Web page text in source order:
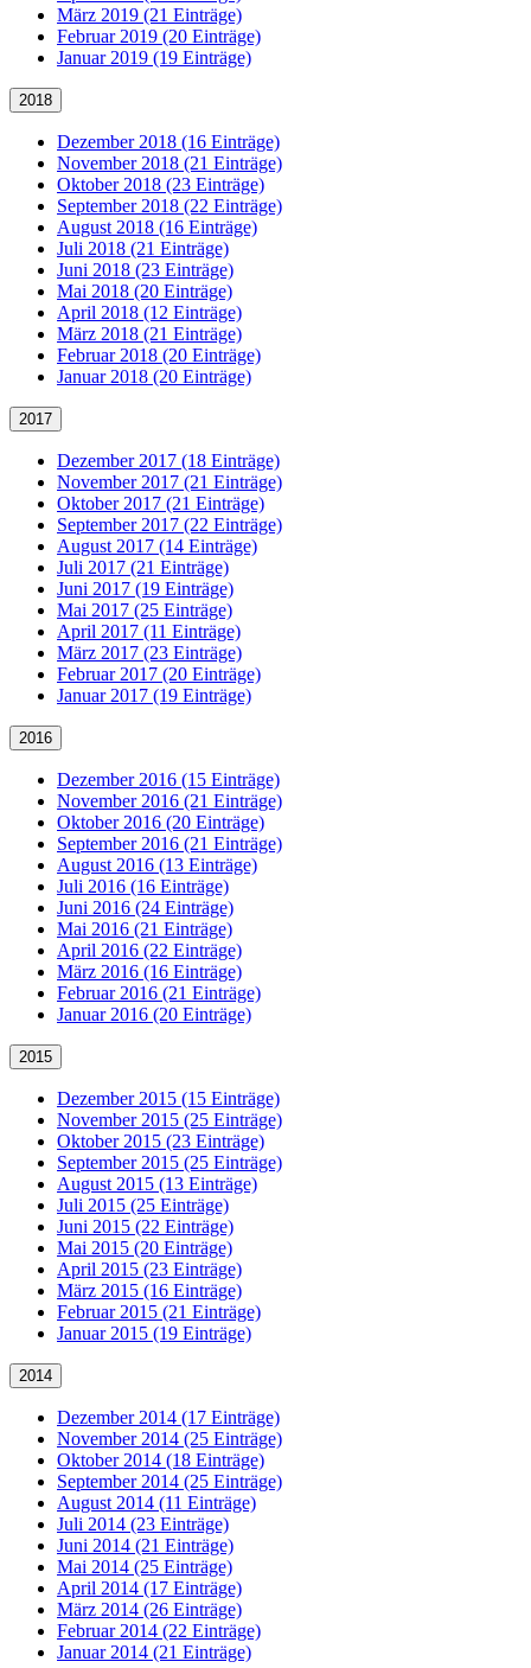
März 2019 (21 Einträge)
Februar 2019 (20 Einträge)
Januar 2019 (19 Einträge)
2018
Dezember 2018 (16 Einträge)
November 2018 (21 Einträge)
Oktober 2018 (23 Einträge)
September 2018 (22 Einträge)
August 2018 (16 Einträge)
Juli 2018 (21 Einträge)
Juni 2018 (23 Einträge)
Mai 2018 (20 Einträge)
April 2018 (12 Einträge)
März 2018 (21 Einträge)
Februar 2018 (20 Einträge)
Januar 2018 (20 Einträge)
2017
Dezember 2017 (18 Einträge)
November 2017 (21 Einträge)
Oktober 2017 (21 Einträge)
September 2017 (22 Einträge)
August 2017 (14 Einträge)
Juli 2017 (21 Einträge)
Juni 2017 (19 Einträge)
Mai 2017 (25 Einträge)
April 2017 (11 Einträge)
März 2017 (23 Einträge)
Februar 2017 (20 Einträge)
Januar 2017 (19 Einträge)
2016
Dezember 2016 (15 Einträge)
November 2016 (21 Einträge)
Oktober 2016 (20 Einträge)
September 2016 (21 Einträge)
August 2016 (13 Einträge)
Juli 2016 (16 Einträge)
Juni 2016 (24 Einträge)
Mai 2016 (21 Einträge)
April 2016 (22 Einträge)
März 2016 (16 Einträge)
Februar 2016 (21 Einträge)
Januar 2016 (20 Einträge)
2015
Dezember 2015 (15 Einträge)
November 2015 (25 Einträge)
Oktober 2015 (23 Einträge)
September 2015 (25 Einträge)
August 2015 (13 Einträge)
Juli 2015 (25 Einträge)
Juni 2015 (22 Einträge)
Mai 2015 (20 Einträge)
April 2015 (23 Einträge)
März 2015 (16 Einträge)
Februar 2015 (21 Einträge)
Januar 2015 (19 Einträge)
2014
Dezember 2014 (17 Einträge)
November 2014 (25 Einträge)
Oktober 2014 (18 Einträge)
September 2014 (25 Einträge)
August 2014 (11 Einträge)
Juli 2014 (23 Einträge)
Juni 2014 (21 Einträge)
Mai 2014 (25 Einträge)
April 2014 (17 Einträge)
März 2014 (26 Einträge)
Februar 2014 (22 Einträge)
Januar 2014 (21 Einträge)